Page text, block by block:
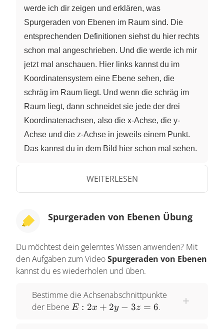
werde ich dir zeigen und erklären, was
Spurgeraden von Ebenen im Raum sind. Die
entsprechenden Definitionen siehst du hier rechts
schon mal angeschrieben. Und die werde ich mir
jetzt mal anschauen. Hier links kannst du im
Koordinatensystem eine Ebene sehen, die
schräg im Raum liegt. Und wenn die schräg im
Raum liegt, dann schneidet sie jede der drei
Koordinatenachsen, also die x-Achse, die y-
Achse und die z-Achse in jeweils einem Punkt.
Das kannst du in dem Bild hier schon mal sehen.
Achsenabschnittpunkte, abgekürzt mit AAP. Das
sind die Schnittpunkte der Ebene mit den
Folgenden mit Sx, den Schnittpunkt mit der x-
Achsen. Und wenn du dir jetzt die beiden
Schnittpunkte S x und S yin dem Bild anschaust,
dann ist die Verbindung dieser beiden Punkte
jetzt im Bild mit g
xybezeichnet, ist gerade die
WEITERLESEN
Spurgeraden von Ebenen Übung
Du möchtest dein gelerntes Wissen anwenden? Mit
den Aufgaben zum VideoSpurgeraden von Ebenen
kannst du es wiederholen und üben.
Bestimme die Achsenabschnittpunkte
der Ebene E:
E : 2x + 2y − 3z = 6.